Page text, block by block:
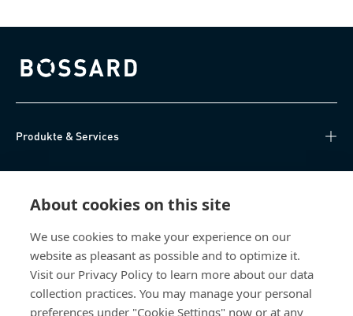
About cookies on this site
We use cookies to make your experience on our
website as pleasant as possible and to optimize it.
Visit our Privacy Policy to learn more about our data
collection practices. You may manage your personal
preferences under "Cookie Settings" now or at any
Bossard homepage
Produkte & Services
Über uns
Bossard Schweiz